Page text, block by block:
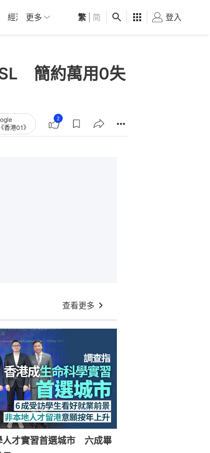
經濟 01深圳 觀點 健康 好食玩飛
更多 繁 简 登入
簡約萬用0失
香港01》
2
查看更多
人才實習首選城市 六成畢